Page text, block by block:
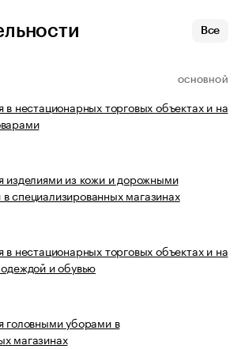
Все
ОСНОВНОЙ
в нестационарных торговых объектах и на
изделиями из кожи и дорожными
специализированных магазинах
в нестационарных торговых объектах и на
и обувью
головными уборами в
магазинах